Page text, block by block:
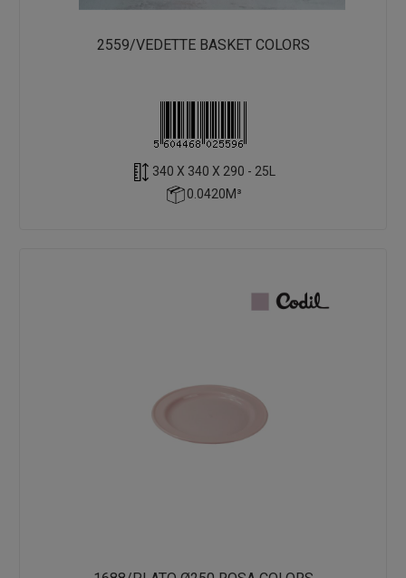
2559/VEDETTE BASKET COLORS
340 X 340 X 290 - 25L
0.0420M³